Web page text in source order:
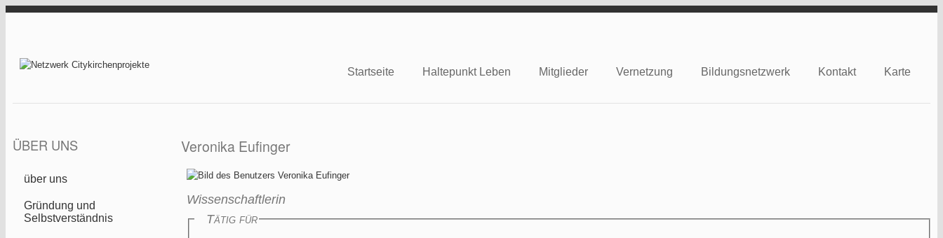
Direkt zum Inhalt
Startseite Haltepunkt Leben Mitglieder Vernetzung Bildungsnetzwerk Kontakt Karte
Veronika Eufinger
Wissenschaftlerin
Tätig für
ÜBER UNS
über uns
Gründung und
Selbstverständnis